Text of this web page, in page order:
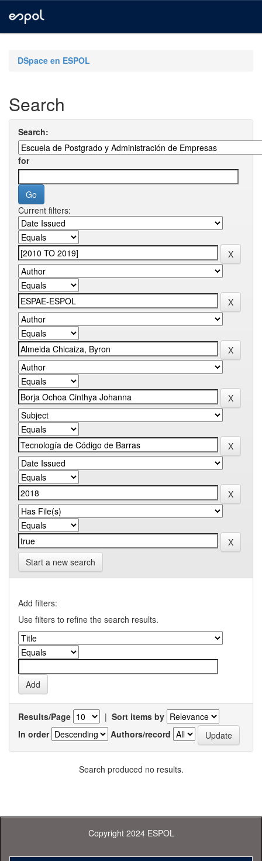
navigationDSpace en ESPOL
Search
Search:
for
Current filters:
Start a new search
Add filters:
Use filters to refine the search results.
Results/Page | Sort items by
In order
Authors/record
Search produced no results.
Copyright 2024 ESPOL